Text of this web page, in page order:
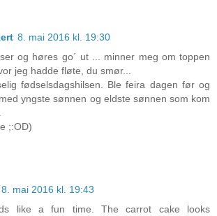
8. mai 2016 kl. 19:30
og høres go´ ut ... minner meg om toppen
jeg hadde fløte, du smør...
fødselsdagshilsen. Ble feira dagen før og
yngste sønnen og eldste sønnen som kom
;:OD)
8. mai 2016 kl. 19:43
like a fun time. The carrot cake looks